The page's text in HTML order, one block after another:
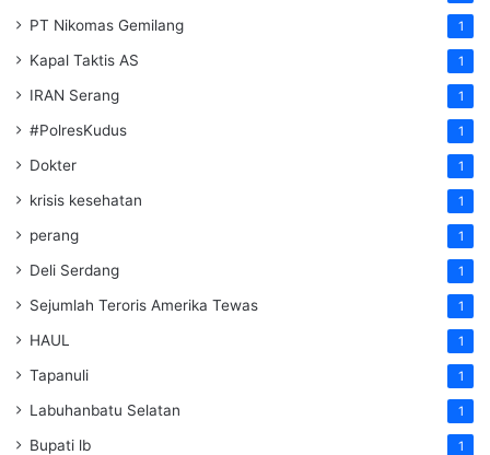
PT Nikomas Gemilang 1
Kapal Taktis AS 1
IRAN Serang 1
#PolresKudus 1
Dokter 1
krisis kesehatan 1
perang 1
Deli Serdang 1
Sejumlah Teroris Amerika Tewas 1
HAUL 1
Tapanuli 1
Labuhanbatu Selatan 1
Bupati lb 1